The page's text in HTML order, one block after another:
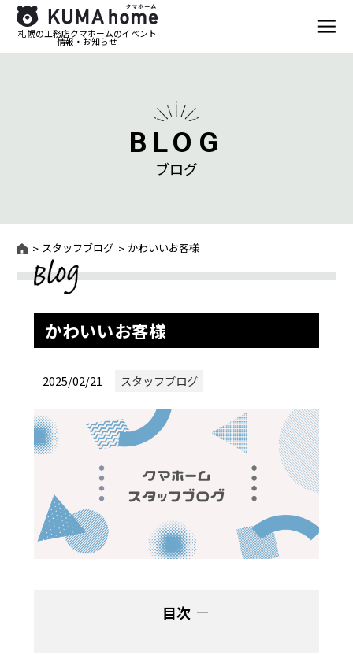
札幌の工務店クマホームのイベント
情報・お知らせ
BLOG
ブログ
スタッフブログ かわいいお客様
かわいいお客様
2025/02/21 スタッフブログ
目次